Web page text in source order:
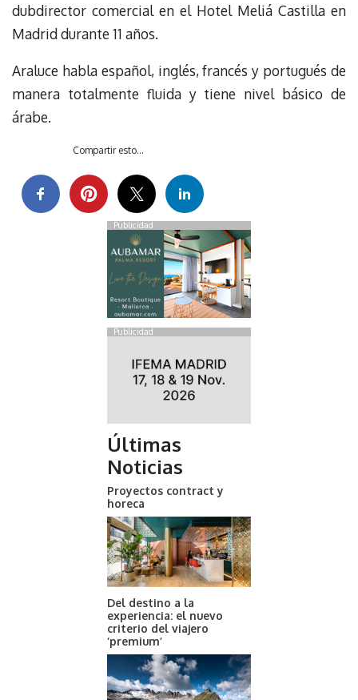
dubdirector comercial en el Hotel Meliá Castilla en
Madrid durante 11 años.
Araluce habla español, inglés, francés y portugués de
manera totalmente fluida y tiene nivel básico de
árabe.
Compartir esto...
Publicidad
Publicidad
Últimas
Noticias
Proyectos contract y
horeca
Del destino a la
experiencia: el nuevo
criterio del viajero
‘premium’